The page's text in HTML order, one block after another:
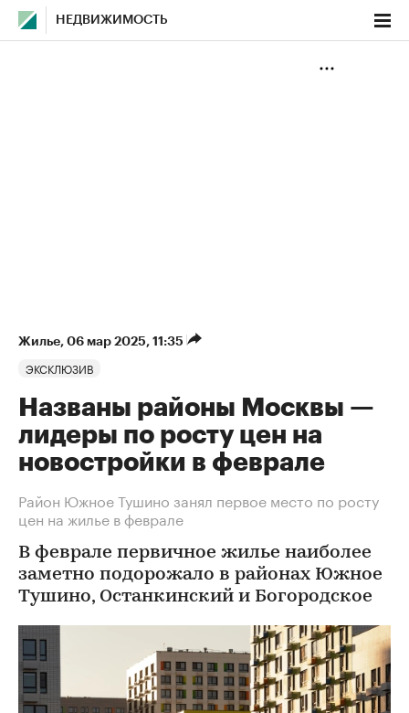
НЕДВИЖИМОСТЬ
Жилье⁠, 06 мар 2025, 11:35
ЭКСКЛЮЗИВ
Названы районы Москвы —
лидеры по росту цен на
новостройки в феврале
Район Южное Тушино занял первое место по росту
цен на жилье в феврале
В феврале первичное жилье наиболее
заметно подорожало в районах Южное
Тушино, Останкинский и Богородское